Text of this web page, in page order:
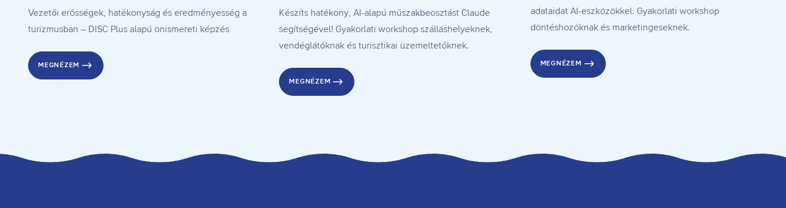
Vezetői erősségek, hatékonyság és eredményesség a
turizmusban – DISC Plus alapú önismereti képzés
MEGNÉZEM
Készíts hatékony, AI-alapú műszakbeosztást Claude
segítségével! Gyakorlati workshop szálláshelyeknek,
vendéglátóknak és turisztikai üzemeltetőknek.
MEGNÉZEM
adataidat AI-eszközökkel. Gyakorlati workshop
döntéshozóknak és marketingeseknek.
MEGNÉZEM